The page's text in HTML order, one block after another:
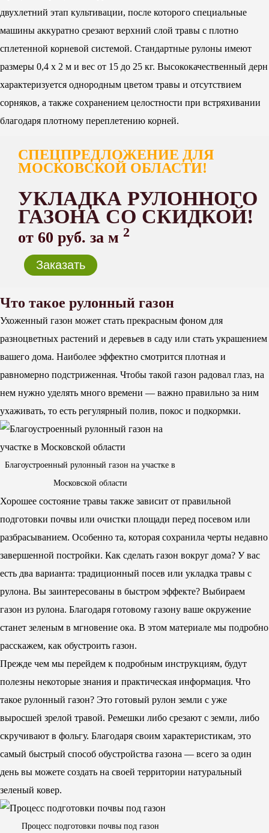
двухлетний этап культивации, после которого специальные
машины аккуратно срезают верхний слой травы с плотно
сплетенной корневой системой. Стандартные рулоны имеют
размеры 0,4 х 2 м и вес от 15 до 25 кг. Высококачественный дерн
характеризуется однородным цветом травы и отсутствием
сорняков, а также сохранением целостности при встряхивании
благодаря плотному переплетению корней.
СПЕЦПРЕДЛОЖЕНИЕ ДЛЯ
МОСКОВСКОЙ ОБЛАСТИ!
УКЛАДКА РУЛОННОГО
ГАЗОНА СО СКИДКОЙ!
от 60 руб. за м 2
Заказать
Что такое рулонный газон
Ухоженный газон может стать прекрасным фоном для
разноцветных растений и деревьев в саду или стать украшением
вашего дома. Наиболее эффектно смотрится плотная и
равномерно подстриженная. Чтобы такой газон радовал глаз, на
нем нужно уделять много времени — важно правильно за ним
ухаживать, то есть регулярный полив, покос и подкормки.
Благоустроенный рулонный газон на участке в
Московской области
Хорошее состояние травы также зависит от правильной
подготовки почвы или очистки площади перед посевом или
разбрасыванием. Особенно та, которая сохранила черты недавно
завершенной постройки. Как сделать газон вокруг дома? У вас
есть два варианта: традиционный посев или укладка травы с
рулона. Вы заинтересованы в быстром эффекте? Выбираем
газон из рулона. Благодаря готовому газону ваше окружение
станет зеленым в мгновение ока. В этом материале мы подробно
расскажем, как обустроить газон.
Прежде чем мы перейдем к подробным инструкциям, будут
полезны некоторые знания и практическая информация. Что
такое рулонный газон? Это готовый рулон земли с уже
выросшей зрелой травой. Ремешки либо срезают с земли, либо
скручивают в фольгу. Благодаря своим характеристикам, это
самый быстрый способ обустройства газона — всего за один
день вы можете создать на своей территории натуральный
зеленый ковер.
Процесс подготовки почвы под газон